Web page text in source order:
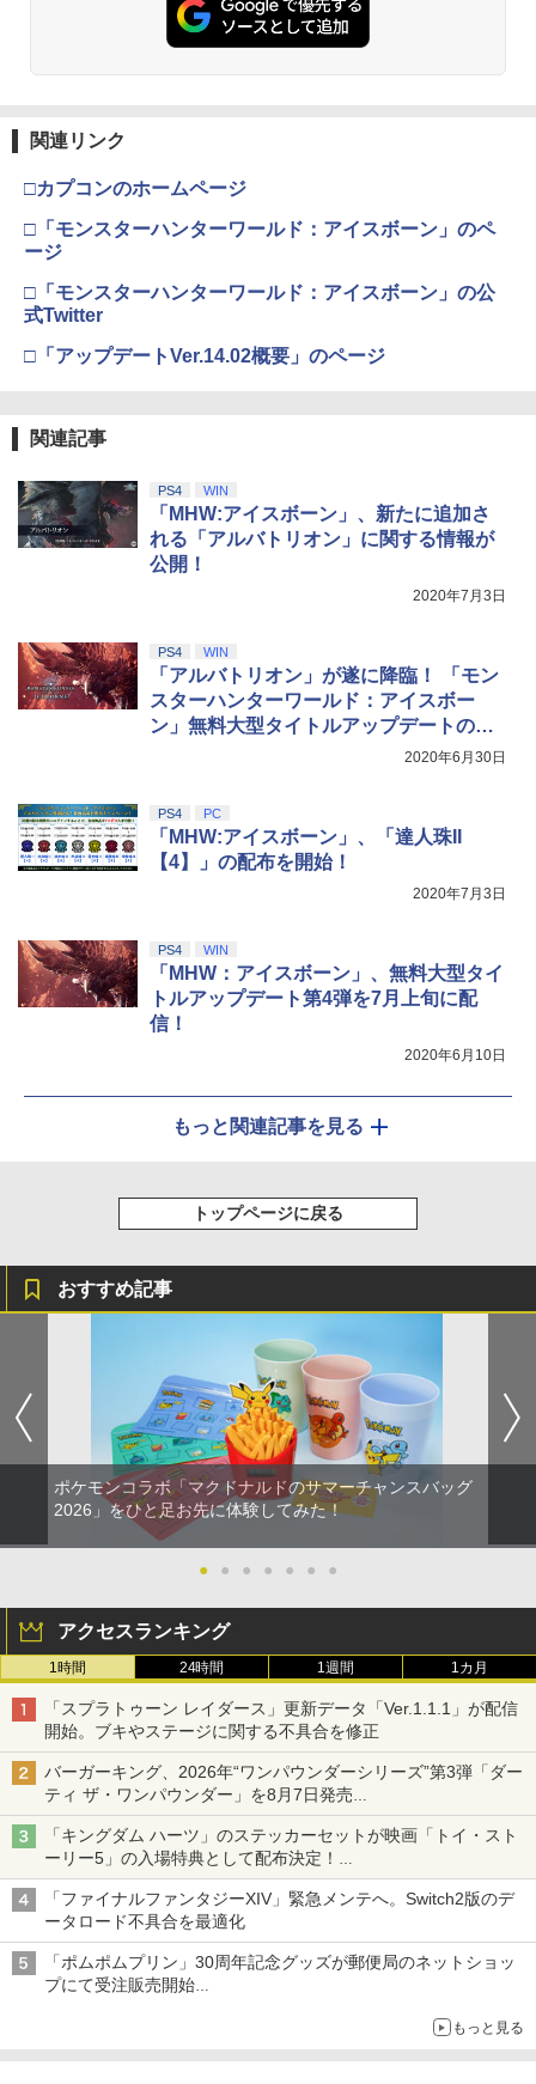
窩座再来 通常版 [Blu-ray]
3
劇場版「鬼滅の刃」無限城編 第一章 猗
￥3,523
【Amazon.co.jp限定】劇場版モノノ怪
巾着＋メーカー特典:【坤と離】二振りの
しイラストボード付) [DVD]
￥8,800
関連リンク
□カプコンのホームページ
□「モンスターハンターワールド：アイスボーン」のペ
ージ
□「モンスターハンターワールド：アイスボーン」の公
式Twitter
□「アップデートVer.14.02概要」のページ
関連記事
PS4 WIN
「MHW:アイスボーン」、新たに追加さ
れる「アルバトリオン」に関する情報が
公開！
2020年7月3日
PS4 WIN
「アルバトリオン」が遂に降臨！ 「モン
スターハンターワールド：アイスボー
ン」無料大型タイトルアップデートの配
2020年6月30日
PS4 PC
「MHW:アイスボーン」、「達人珠II
【4】」の配布を開始！
2020年7月3日
PS4 WIN
「MHW：アイスボーン」、無料大型タイ
トルアップデート第4弾を7月上旬に配
信！
2020年6月10日
もっと関連記事を見る
トップページに戻る
おすすめ記事
ポケモンコラボ「マクドナルドのサマーチャンスバッグ
2026」をひと足お先に体験してみた！
● ● ● ● ● ● ●
アクセスランキング
1時間 24時間 1週間 1カ月
「スプラトゥーン レイダース」更新データ「Ver.1.1.1」が配信
開始。ブキやステージに関する不具合を修正
バーガーキング、2026年“ワンパウンダーシリーズ”第3弾「ダー
ティ ザ・ワンパウンダー」を8月7日発売
「特製ガーリックマヨソース」を使用した超大型チーズバーガー
「キングダム ハーツ」のステッカーセットが映画「トイ・スト
ーリー5」の入場特典として配布決定！
本日8月7日より先着・数量限定で配布
「ファイナルファンタジーXIV」緊急メンテへ。Switch2版のデ
ータロード不具合を最適化
「ポムポムプリン」30周年記念グッズが郵便局のネットショッ
プにて受注販売開始
もっと見る